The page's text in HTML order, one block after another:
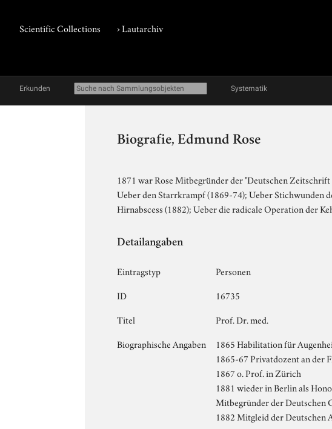
Scientific Collections ›Lautarchiv
Erkunden Systematik
Biografie, Edmund Rose
1871 war Rose Mitbegründer der "Deutschen
Ueber den Starrkrampf (1869-74); Ueber Stichwunden
Hirnabscess (1882); Ueber die radicale Operation der
Detailangaben
Eintragstyp
Personen
ID
16735
Titel
Prof. Dr. med.
Biographische Angaben
1865 Habilitation für
1865-67 Privatdozent an der
1867 o. Prof. in Zürich
1881 wieder in Berlin als
Mitbegründer der Deutschen
1882 Mitgleid der Deutschen